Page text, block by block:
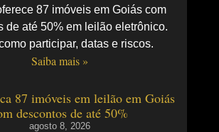
87 imóveis em Goiás com
de até 50% em leilão eletrônico.
participar, datas e riscos.
Saiba mais »
87 imóveis em leilão em Goiás
descontos de até 50%
agosto 8, 2026